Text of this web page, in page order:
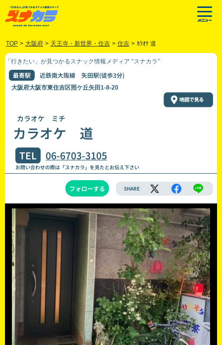
TOP > 大阪府 > 天王寺・新世界・住吉 > 住吉 > ｶﾗｵｹ 道
「行きたい」が見つかるスナック情報メディア “スナカラ”
最寄駅 近鉄南大阪線 矢田駅(徒歩3分)
大阪府大阪市東住吉区照ケ丘矢田1-8-20
カラオケ ミチ
カラオケ 道
TEL 06-6703-3105
お問い合わせの際は「スナカラ」を見たとお伝え下さい
フォローする SHARE